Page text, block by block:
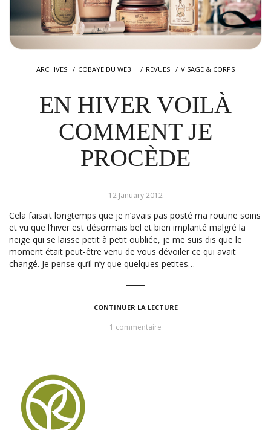
ARCHIVES COBAYE DU WEB ! REVUES VISAGE & CORPS
EN HIVER VOILÀ
COMMENT JE
PROCÈDE
12 January 2012
Cela faisait longtemps que je n’avais pas posté ma routine soins
et vu que l’hiver est désormais bel et bien implanté malgré la
neige qui se laisse petit à petit oubliée, je me suis dis que le
moment était peut-être venu de vous dévoiler ce qui avait
changé. Je pense qu’il n’y que quelques petites…
CONTINUER LA LECTURE
1 commentaire